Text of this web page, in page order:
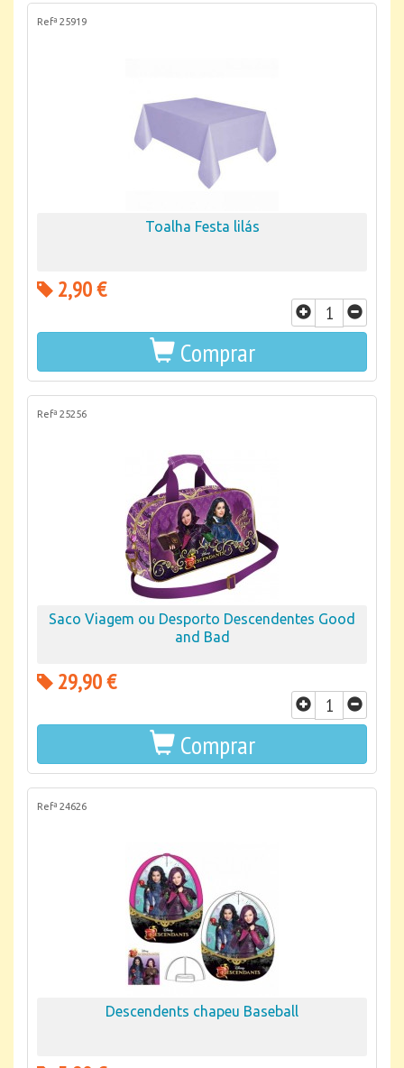
Refª 25919
Toalha Festa lilás
2,90 €
Comprar
Refª 25256
Saco Viagem ou Desporto Descendentes Good
and Bad
29,90 €
Comprar
Refª 24626
Descendents chapeu Baseball